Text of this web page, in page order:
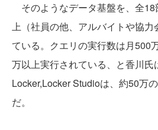
そのようなデータ基盤を、全18
上（社員の他、アルバイトや協力
ている。クエリの実行数は月500
万以上実行されている、と香川氏
Locker,Locker Studioは、約50万
だ。